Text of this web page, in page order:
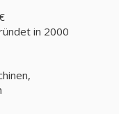
in 2000